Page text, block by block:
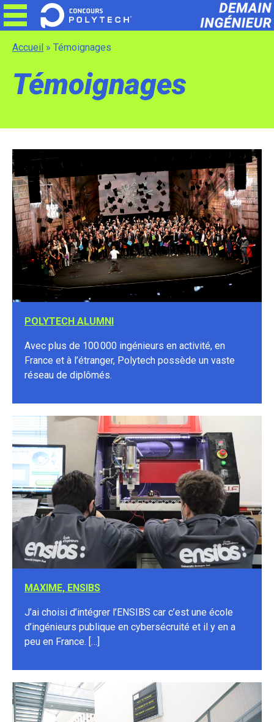
Skip
to
Accueil » Témoignages
Témoignages
POLYTECH ALUMNI
Avec plus de 100 000 ingénieurs en activité, en
France et à l’étranger, Polytech possède un vaste
réseau de diplômés.
MAXIME, ENSIBS
J’ai choisi d’intégrer l’ENSIBS car c’est une école
d’ingénieurs publique en cybersécruité et il y en a
peu en France. […]